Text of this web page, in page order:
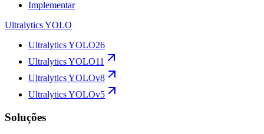
Implementar
Ultralytics YOLO
Ultralytics YOLO26
Ultralytics YOLO11
Ultralytics YOLOv8
Ultralytics YOLOv5
Soluções